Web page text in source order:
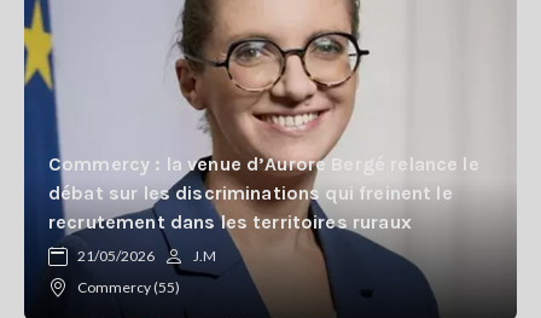
Commercy : la venue d’Aurore Bergé relance le
débat sur les discriminations qui freinent le
recrutement dans les territoires ruraux
21/05/2026
J.M
Commercy (55)